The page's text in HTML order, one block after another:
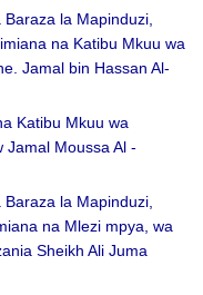
la Mapinduzi,
na Katibu Mkuu wa
Jamal bin Hassan Al-
Katibu Mkuu wa
Jamal Moussa Al -
la Mapinduzi,
na Mlezi mpya, wa
Sheikh Ali Juma